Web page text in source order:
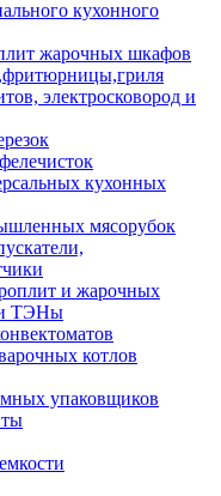
кухонного
жарочных шкафов
электросковород и
кухонных
мясорубок
и жарочных
ТЭНы
котлов
упаковщиков